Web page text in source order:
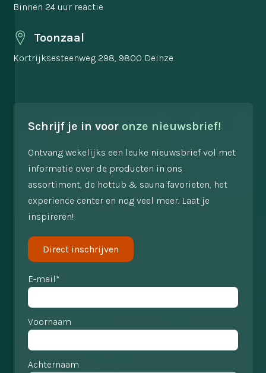
Binnen 24 uur reactie
Toonzaal
Kortrijksesteenweg 298, 9800 Deinze
Schrijf je in voor onze nieuwsbrief!
Ontvang wekelijks een leuke nieuwsbrief vol met
informatie over de producten in ons
assortiment, de hottub & sauna favorieten, het
experience center en nog veel meer. Laat je
inspireren!
Direct inschrijven
E-mail*
Voornaam
Achternaam